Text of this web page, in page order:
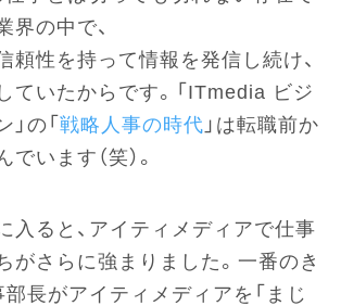
界の中で、
頼性を持って情報を発信し続け、
ていたからです。「ITmedia ビジ
の「 戦略人事の時代 」は転職前か
います（笑）。
入ると、アイティメディアで仕事
がさらに強まりました。一番のき
部長がアイティメディアを「まじ